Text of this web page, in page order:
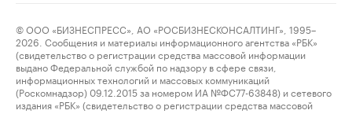
© ООО «БИЗНЕСПРЕСС», АО «РОСБИЗНЕСКОНСАЛТИНГ», 1995–
2026. Сообщения и материалы информационного агентства «РБК»
(свидетельство о регистрации средства массовой информации
выдано Федеральной службой по надзору в сфере связи,
информационных технологий и массовых коммуникаций
(Роскомнадзор) 09.12.2015 за номером ИА №ФС77-63848) и сетевого
издания «РБК» (свидетельство о регистрации средства массовой